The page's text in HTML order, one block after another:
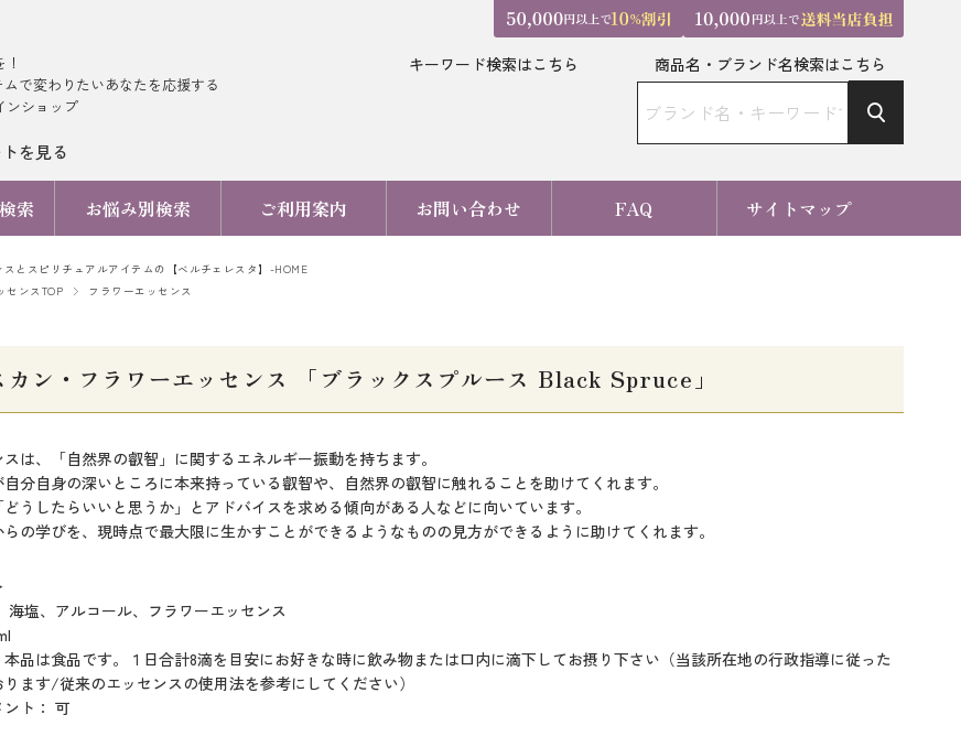
で変わりたいあなたを応援する
ンショップ
を見る
キーワード検索はこちら 商品名・ブランド名検索はこちら
索 お悩み別検索 ご利用案内 お問い合わせ FAQ サイトマップ
スとスピリチュアルアイテムの【ベルチェレスタ】-HOME
センスTOP
フラワーエッセンス
カン・フラワーエッセンス 「ブラックスプルース Black Spruce」
は、「自然界の叡智」に関するエネルギー振動を持ちます。
分自身の深いところに本来持っている叡智や、自然界の叡智に触れることを助けてくれます。
うしたらいいと思うか」とアドバイスを求める傾向がある人などに向いています。
らの学びを、現時点で最大限に生かすことができるようなものの見方ができるように助けてくれます。
塩、アルコール、フラワーエッセンス
品は食品です。１日合計8滴を目安にお好きな時に飲み物または口内に滴下してお摂り下さい（当該所在地の行政指導に従った
ます/従来のエッセンスの使用法を参考にしてください）
ト： 可